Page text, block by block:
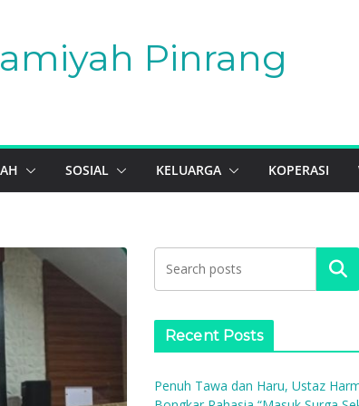
Pinrang
SOSIAL KELUARGA KOPERASI
Search
Recent Posts
Penuh Tawa dan Haru, Ustaz